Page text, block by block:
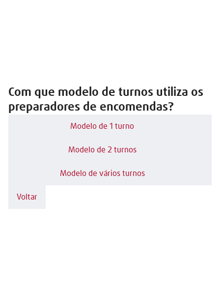
Com que modelo de turnos utiliza os
preparadores de encomendas?
Modelo de 1 turno
Modelo de 2 turnos
Modelo de vários turnos
Voltar